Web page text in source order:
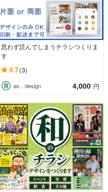
思わず読んでしまうチラシつくりま
す
4.7(3)
ao．design 4,000 円